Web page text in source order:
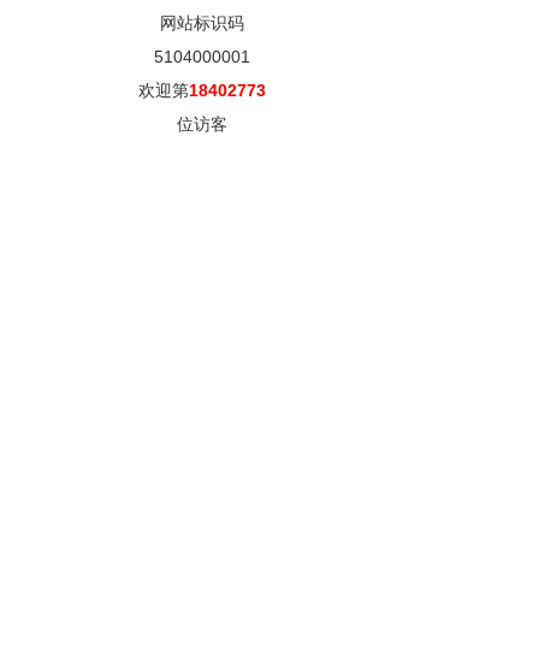
网站标识码
5104000001
欢迎第18402773
位访客